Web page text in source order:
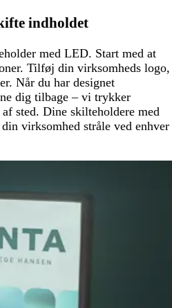
indholdet
med LED. Start med at
Tilføj din virksomheds logo,
Når du har designet
dig tilbage – vi trykker
sted. Dine skilteholdere med
virksomhed stråle ved enhver